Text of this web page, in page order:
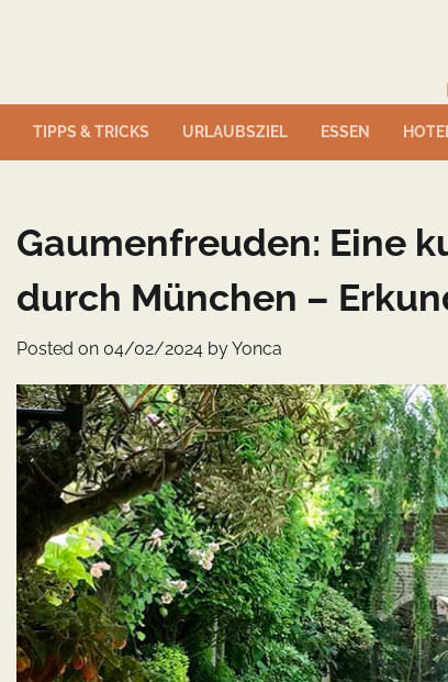
TIPPS & TRICKS URLAUBSZIEL ESSEN
Gaumenfreuden: Eine
durch München –
Posted on 04/02/2024 byYonca